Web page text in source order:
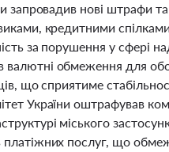
запровадив нові штрафи
кредитними
за порушення у сфері
обмеження для
що сприятиме
України оштрафував
міського
послуг, що